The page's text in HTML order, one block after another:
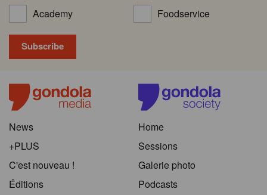
Academy
Foodservice
News
+PLUS
C'est nouveau !
Éditions
Home
Sessions
Galerie photo
Podcasts